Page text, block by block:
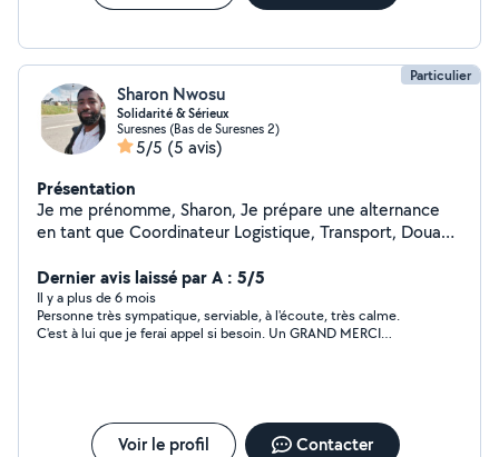
Particulier
Sharon Nwosu
Solidarité & Sérieux
Suresnes (Bas de Suresnes 2)
5/5 (5 avis)
Présentation
Je me prénomme, Sharon, Je prépare une alternance
en tant que Coordinateur Logistique, Transport, Douane
mes services à domicile à domicile, pour: - Aide aux
travaux. - Vider une cave. - Préparer un déménagement.
- Garder vos enfants. - Garder vos animaux. - Autres...
Envoyer moi un message et nous planifierons cela
Dernier avis laissé par A : 5/5
Il y a plus de 6 mois
Personne très sympatique, serviable, à l'écoute, très calme.
C'est à lui que je ferai appel si besoin. Un GRAND MERCI
Voir le profil Contacter